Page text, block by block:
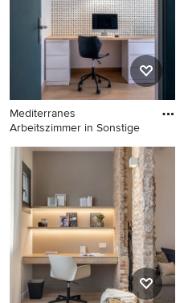
Mediterranes
Arbeitszimmer in Sonstige
Mediterranes Arbeitszimmer
in Sonstige